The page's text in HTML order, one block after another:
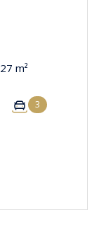
Villa 6 pièce(s) 4 chambre(s) 127 m²
3